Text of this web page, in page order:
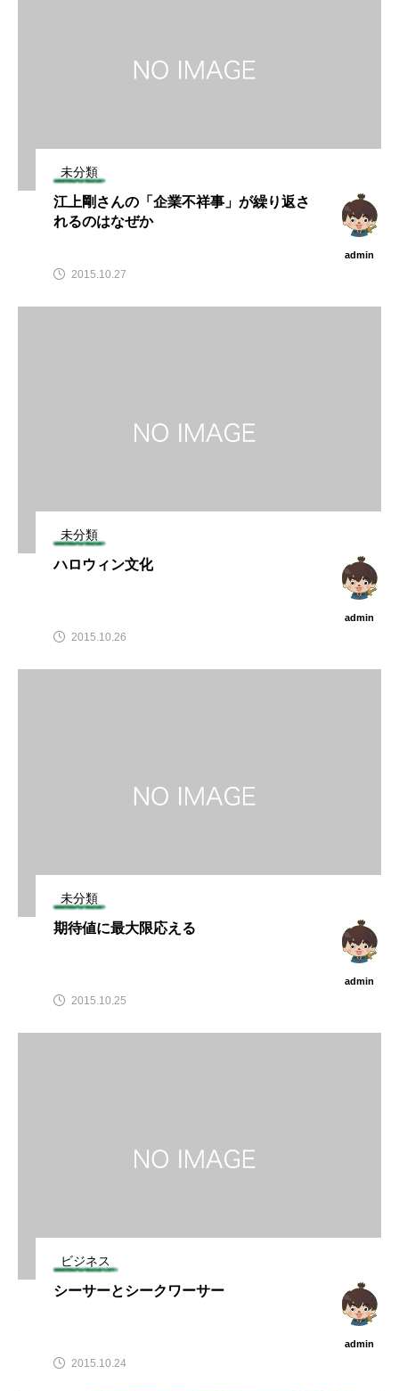
未分類
江上剛さんの「企業不祥事」が繰り返さ
れるのはなぜか
admin
2015.10.27
未分類
ハロウィン文化
admin
2015.10.26
未分類
期待値に最大限応える
admin
2015.10.25
ビジネス
シーサーとシークワーサー
admin
2015.10.24